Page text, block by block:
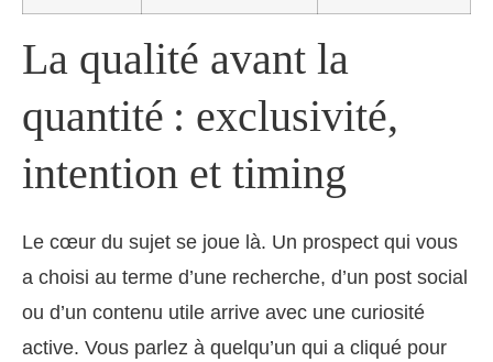
La qualité avant la
quantité : exclusivité,
intention et timing
Le cœur du sujet se joue là. Un prospect qui vous
a choisi au terme d’une recherche, d’un post social
ou d’un contenu utile arrive avec une curiosité
active. Vous parlez à quelqu’un qui a cliqué pour